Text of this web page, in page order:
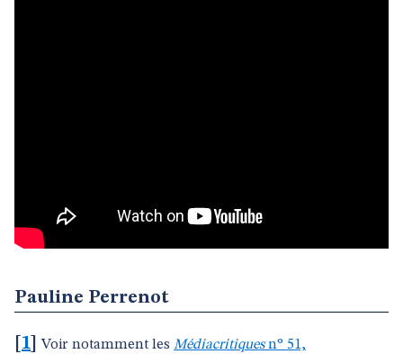
Pauline Perrenot
1 ]Voir notamment les Médiacritiquesn° 51,